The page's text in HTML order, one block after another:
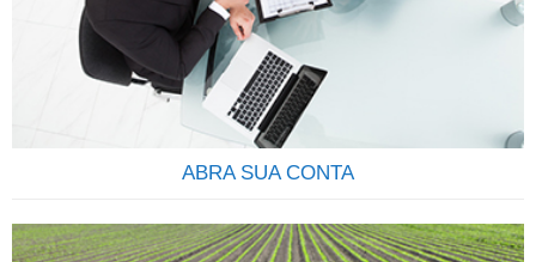
deter uma parcela do Capital Social, participando dos lucros
e da valorização da empresa.AÇÃO: É um pedaço do capital
da empresa que é negociado em bolsa. É considerado um
investimento em…
ABRA SUA CONTA